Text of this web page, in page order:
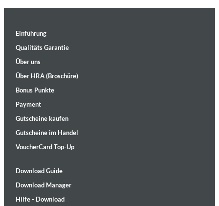
Einführung
Qualitäts Garantie
Über uns
Über HRA (Broschüre)
Bonus Punkte
Payment
Gutscheine kaufen
Gutscheine im Handel
VoucherCard Top-Up
Download Guide
Download Manager
Hilfe - Download